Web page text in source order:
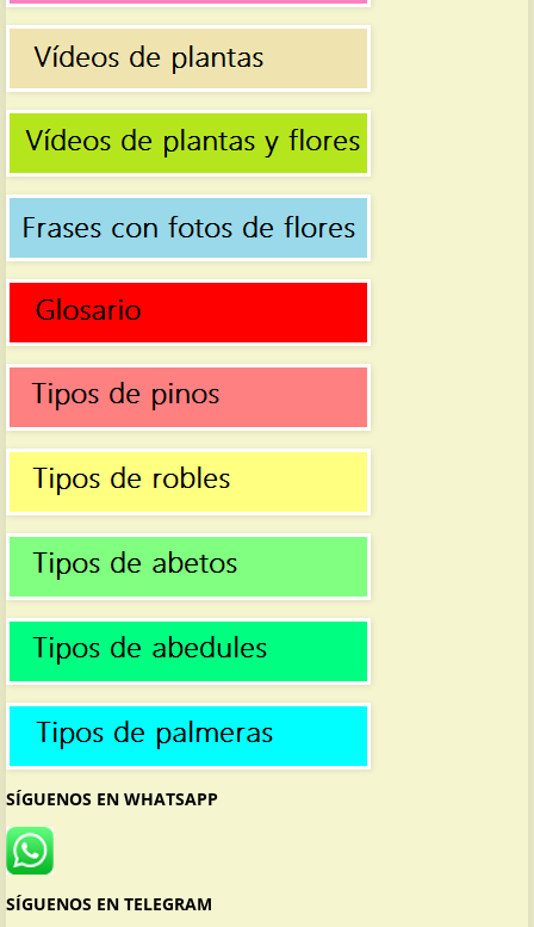
SÍGUENOS EN WHATSAPP
SÍGUENOS EN TELEGRAM